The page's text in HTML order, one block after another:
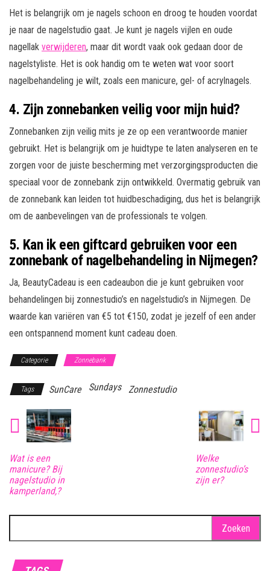
Het is belangrijk om je nagels schoon en droog te houden voordat
je naar de nagelstudio gaat. Je kunt je nagels vijlen en oude
nagellak verwijderen, maar dit wordt vaak ook gedaan door de
nagelstyliste. Het is ook handig om te weten wat voor soort
nagelbehandeling je wilt, zoals een manicure, gel- of acrylnagels.
4. Zijn zonnebanken veilig voor mijn huid?
Zonnebanken zijn veilig mits je ze op een verantwoorde manier
gebruikt. Het is belangrijk om je huidtype te laten analyseren en te
zorgen voor de juiste bescherming met verzorgingsproducten die
speciaal voor de zonnebank zijn ontwikkeld. Overmatig gebruik van
de zonnebank kan leiden tot huidbeschadiging, dus het is belangrijk
om de aanbevelingen van de professionals te volgen.
5. Kan ik een giftcard gebruiken voor een
zonnebank of nagelbehandeling in Nijmegen?
Ja, BeautyCadeau is een cadeaubon die je kunt gebruiken voor
behandelingen bij zonnestudio’s en nagelstudio’s in Nijmegen. De
waarde kan variëren van €5 tot €150, zodat je jezelf of een ander
een ontspannend moment kunt cadeau doen.
Categorie Zonnebank
Tags SunCare Sundays Zonnestudio
Wat is een
manicure? Bij
nagelstudio in
kamperland,?
Welke
zonnestudio’s
zijn er?
naar: